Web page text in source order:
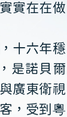
實在在做
十六年穩
是諾貝爾
廣東衛視
，受到粵